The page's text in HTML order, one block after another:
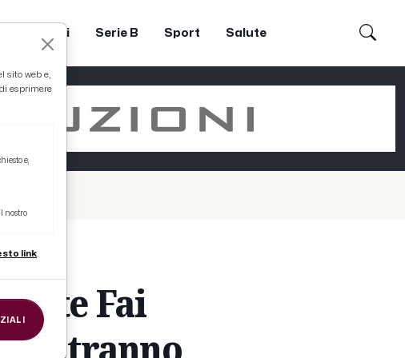
Teodori Serie B Sport Salute
Fai
potranno
sito web e,
esprimere
e,
nostro
link.